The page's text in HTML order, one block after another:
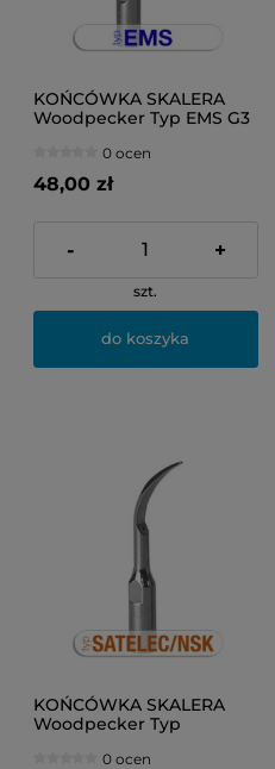
KOŃCÓWKA SKALERA
Woodpecker Typ EMS G3
0 ocen
48,00 zł
- +
szt.
do koszyka
KOŃCÓWKA SKALERA
Woodpecker Typ
0 ocen